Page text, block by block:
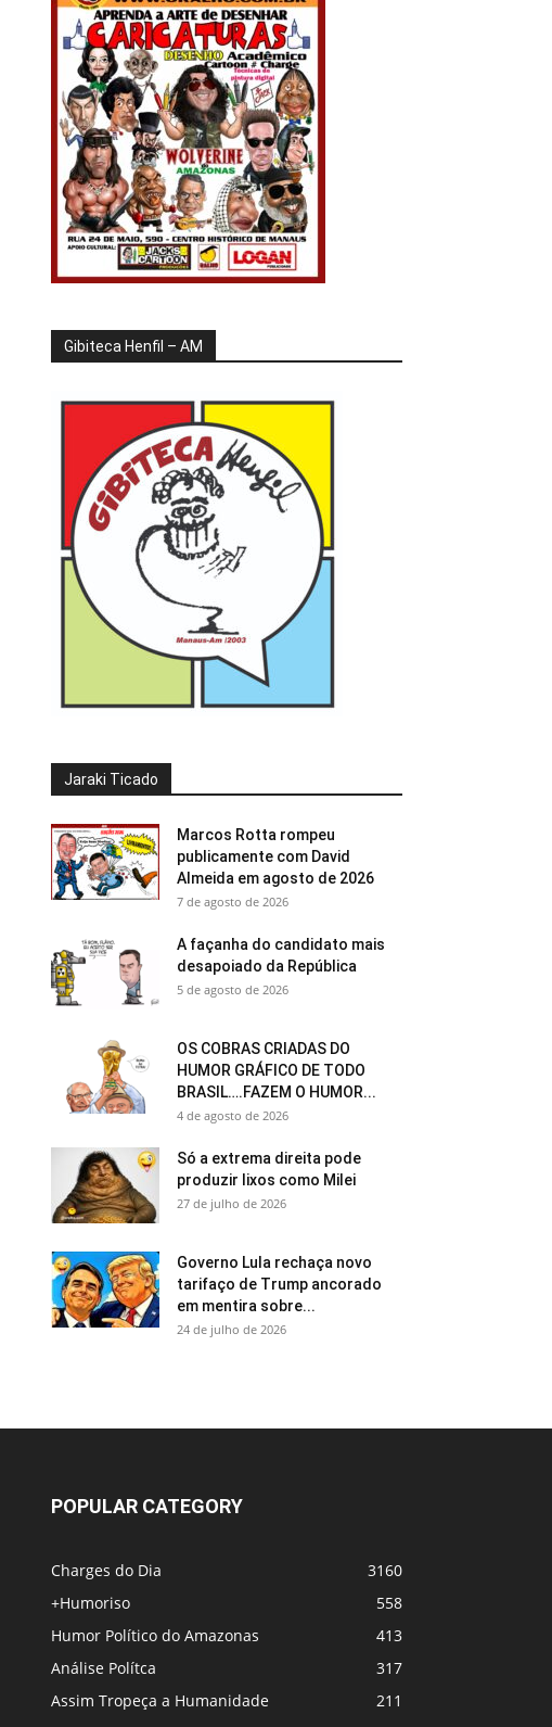
Gibiteca Henfil – AM
Jaraki Ticado
Marcos Rotta rompeu
publicamente com David
Almeida em agosto de 2026
7 de agosto de 2026
A façanha do candidato mais
desapoiado da República
5 de agosto de 2026
OS COBRAS CRIADAS DO
HUMOR GRÁFICO DE TODO
BRASIL….FAZEM O HUMOR...
4 de agosto de 2026
Só a extrema direita pode
produzir lixos como Milei
27 de julho de 2026
Governo Lula rechaça novo
tarifaço de Trump ancorado
em mentira sobre...
24 de julho de 2026
POPULAR CATEGORY
Charges do Dia
3160
+Humoriso
558
Humor Político do Amazonas
413
Análise Polítca
317
Assim Tropeça a Humanidade
211